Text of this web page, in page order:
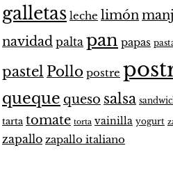
galletas leche limón
navidad palta pan papas
pastel Pollo postre
queque queso salsa
tarta tomate torta vainilla yogurt
zapallo zapallo italiano